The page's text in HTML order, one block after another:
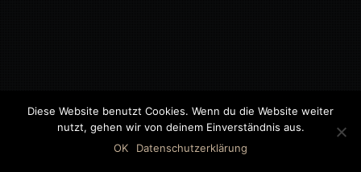
©2018 MWB – MOTORWAGEN BERNAU GMBH
Diese Website benutzt Cookies. Wenn du die Website weiter
nutzt, gehen wir von deinem Einverständnis aus.
OK
Datenschutzerklärung